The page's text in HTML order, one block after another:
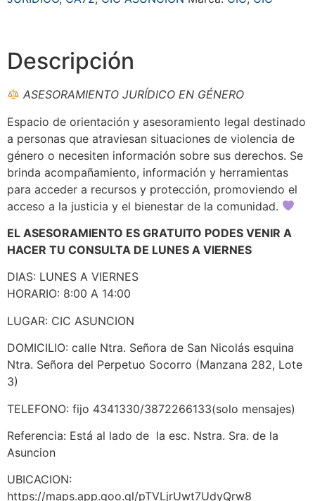
Descripción
ASESORAMIENTO JURÍDICO EN GÉNERO
Espacio de orientación y asesoramiento legal destinado
a personas que atraviesan situaciones de violencia de
género o necesiten información sobre sus derechos. Se
brinda acompañamiento, información y herramientas
para acceder a recursos y protección, promoviendo el
acceso a la justicia y el bienestar de la comunidad.
EL ASESORAMIENTO ES GRATUITO PODES VENIR A
HACER TU CONSULTA DE LUNES A VIERNES
DIAS: LUNES A VIERNES
HORARIO: 8:00 A 14:00
LUGAR: CIC ASUNCION
DOMICILIO: calle Ntra. Señora de San Nicolás esquina
Ntra. Señora del Perpetuo Socorro (Manzana 282, Lote
3)
TELEFONO: fijo 4341330/3872266133(solo mensajes)
Referencia: Está al lado de la esc. Nstra. Sra. de la
Asuncion
UBICACION:
https://maps.app.goo.gl/pTVLjrUwt7UdyQrw8